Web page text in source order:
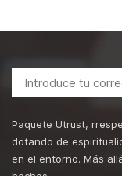
Paquete Utrust,
dotando de
en el entorno. Más